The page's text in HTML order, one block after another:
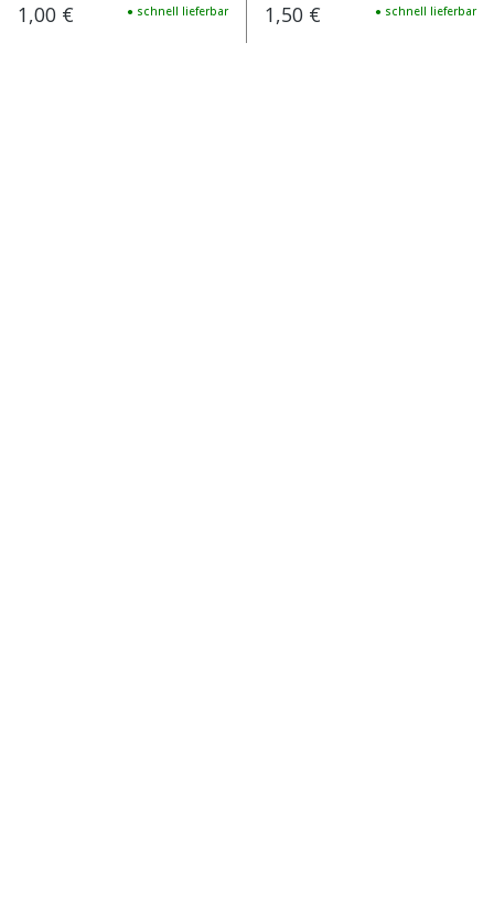
Regulärer Preis:
1,00 € ● schnell lieferbar Regulärer Preis:
1,50 € ● schnell lieferbar